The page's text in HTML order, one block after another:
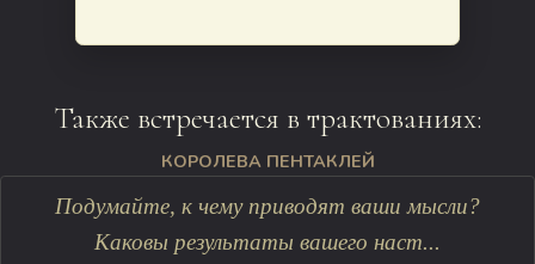
Также встречается в трактованиях:
КОРОЛЕВА ПЕНТАКЛЕЙ
Подумайте, к чему приводят ваши мысли?
Каковы результаты вашего наст...